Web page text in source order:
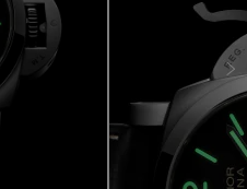
字盤、そして強化された
を際立たせていました。
イのパフォーマンス重視
り組みを象徴し続け、ツ
としての地位を改めて証
ます。